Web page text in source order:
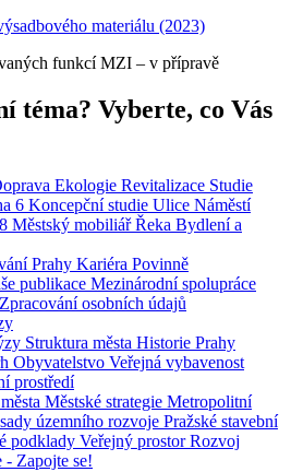
materiálu (2023)
funkcí MZI – v přípravě
téma? Vyberte, co Vás
Ekologie Revitalizace Studie
6 Koncepční studie Ulice Náměstí
Městský mobiliářŘeka Bydlení a
Prahy Kariéra Povinně
publikace Mezinárodní spolupráce
Zpracování osobních údajů
Struktura města Historie Prahy
Obyvatelstvo Veřejná vybavenost
prostředí
Městské strategie Metropolitní
územního rozvoje Pražské stavební
podklady Veřejný prostorRozvoj
- Zapojte se!